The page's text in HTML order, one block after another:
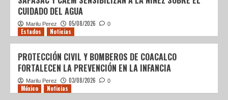
CUIDADO DEL AGUA
Marilu Perez 05/08/2026 0
Estados Noticias
PROTECCIÓN CIVIL Y BOMBEROS DE COACALCO
FORTALECEN LA PREVENCIÓN EN LA INFANCIA
Marilu Perez 03/08/2026 0
México Noticias